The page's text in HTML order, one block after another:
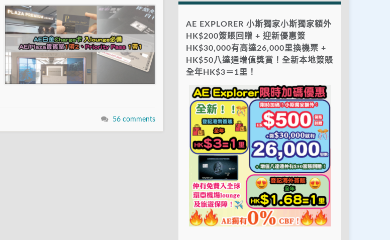
56 comments
AE EXPLORER 小斯獨家小斯獨家額外
HK$200簽賬回贈 + 迎新優惠簽
HK$30,000有高達26,000里換機票 +
HK$50八達通增值獎賞！全新本地簽賬
全年HK$3＝1里！